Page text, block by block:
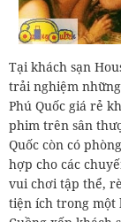
Tại khách sạn
trải nghiệm
Phú Quốc giá rẻ
phim trên sân
Quốc còn có
hợp cho các
vui chơi tập thể,
tiện ích trong một